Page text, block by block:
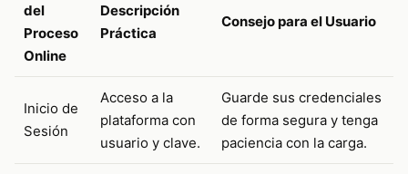
del
Proceso
Online
Descripción
Práctica
Consejo para el Usuario
Inicio de
Sesión
Acceso a la
plataforma con
usuario y clave.
Guarde sus credenciales
de forma segura y tenga
paciencia con la carga.